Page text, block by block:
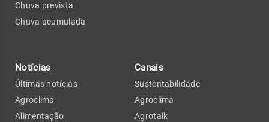
Chuva prevista
Chuva acumulada
Notícias
Últimas notícias
Agroclima
Alimentação
Canais
Sustentabilidade
Agroclima
Agrotalk